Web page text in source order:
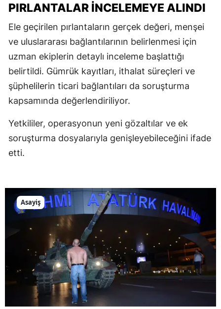
PIRLANTALAR İNCELEMEYE ALINDI
Ele geçirilen pırlantaların gerçek değeri, menşei
ve uluslararası bağlantılarının belirlenmesi için
uzman ekiplerin detaylı inceleme başlattığı
belirtildi. Gümrük kayıtları, ithalat süreçleri ve
şüphelilerin ticari bağlantıları da soruşturma
kapsamında değerlendiriliyor.
Yetkililer, operasyonun yeni gözaltılar ve ek
soruşturma dosyalarıyla genişleyebileceğini ifade
etti.
Asayiş